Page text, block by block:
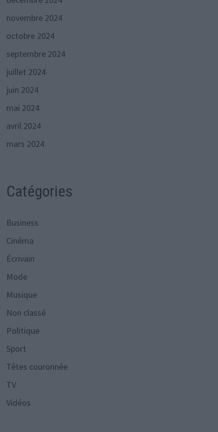
novembre 2024
octobre 2024
septembre 2024
juillet 2024
juin 2024
mai 2024
avril 2024
mars 2024
Catégories
Business
Cinéma
Écrivain
Mode
Musique
Non classé
Politique
Sport
Têtes couronnée
TV
Vidéos